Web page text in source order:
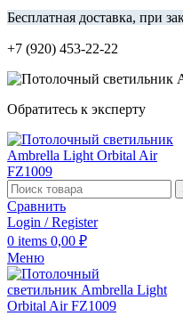
Бесплатная доставка, при
+7 (920) 453-22-22
Обратитесь к эксперту
Сравнить
Login / Register
0 items 0,00 ₽
Меню